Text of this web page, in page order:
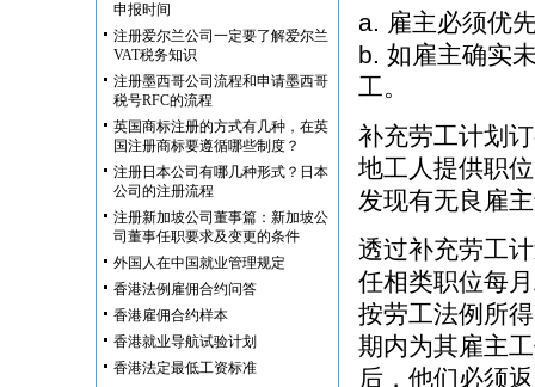
申报时间
注册爱尔兰公司一定要了解爱尔兰
VAT税务知识
注册墨西哥公司流程和申请墨西哥
税号RFC的流程
英国商标注册的方式有几种，在英
国注册商标要遵循哪些制度？
注册日本公司有哪几种形式？日本
公司的注册流程
注册新加坡公司董事篇：新加坡公
司董事任职要求及变更的条件
外国人在中国就业管理规定
香港法例雇佣合约问答
香港雇佣合约样本
香港就业导航试验计划
香港法定最低工资标准
a. 雇主必须优
b. 如雇主确实
工。
补充劳工计划
地工人提供职
发现有无良雇
透过补充劳工
任相类职位每
按劳工法例所
期内为其雇主
后，他们必须